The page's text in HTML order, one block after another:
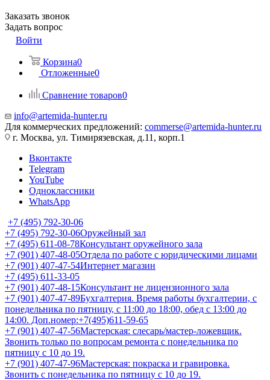
Заказать звонок
Задать вопрос
Войти
Корзина0
Отложенные0
Сравнение товаров0
info@artemida-hunter.ru
Для коммерческих предложений: commerse@artemida-hunter.ru
г. Москва, ул. Тимирязевская, д.11, корп.1
Вконтакте
Telegram
YouTube
Одноклассники
WhatsApp
+7 (495) 792-30-06
+7 (495) 792-30-06Оружейный зал
+7 (495) 611-08-78Консультант оружейного зала
+7 (901) 407-48-05Отдела по работе с юридическими лицами
+7 (901) 407-47-54Интернет магазин
+7 (495) 611-33-05
+7 (901) 407-48-15Консультант не лицензионного зала
+7 (901) 407-47-89Бухгалтерия. Время работы бухгалтерии, с
понедельника по пятницу, с 11:00 до 18:00, обед с 13:00 до
14:00. Доп.номер:+7(495)611-59-65
+7 (901) 407-47-56Мастерская: слесарь/мастер-ложевщик.
Звонить только по вопросам ремонта с понедельника по
пятницу с 10 до 19.
+7 (901) 407-47-96Мастерская: покраска и гравировка.
Звонить с понедельника по пятницу с 10 до 19.